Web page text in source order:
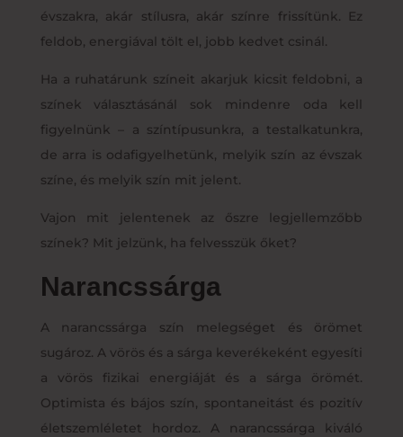
évszakra, akár stílusra, akár színre frissítünk. Ez
feldob, energiával tölt el, jobb kedvet csinál.
Ha a ruhatárunk színeit akarjuk kicsit feldobni, a
színek választásánál sok mindenre oda kell
figyelnünk – a színtípusunkra, a testalkatunkra,
de arra is odafigyelhetünk, melyik szín az évszak
színe, és melyik szín mit jelent.
Vajon mit jelentenek az őszre legjellemzőbb
színek? Mit jelzünk, ha felvesszük őket?
Narancssárga
A narancssárga szín melegséget és örömet
sugároz. A vörös és a sárga keverékeként egyesíti
a vörös fizikai energiáját és a sárga örömét.
Optimista és bájos szín, spontaneitást és pozitív
életszemléletet hordoz. A narancssárga kiváló